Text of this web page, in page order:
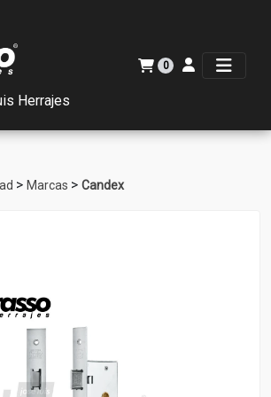
Herrajes
0
> Marcas > Candex